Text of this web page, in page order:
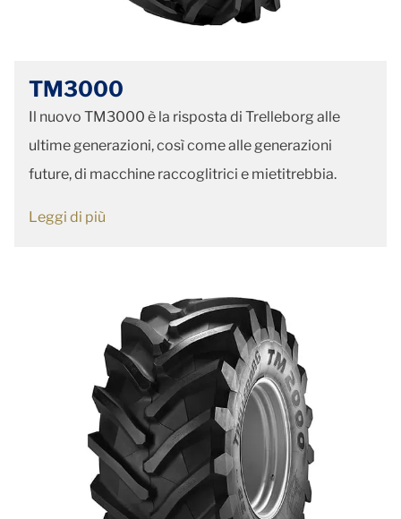
TM3000
Il nuovo TM3000 è la risposta di Trelleborg alle
ultime generazioni, così come alle generazioni
future, di macchine raccoglitrici e mietitrebbia.
Leggi di più